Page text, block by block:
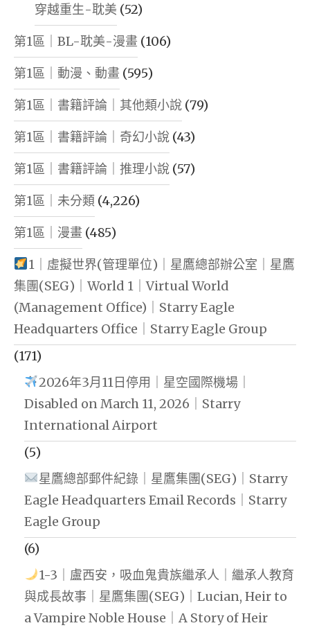
穿越重生-耽美 (52)
第1區｜BL-耽美-漫畫 (106)
第1區｜動漫、動畫 (595)
第1區｜書籍評論｜其他類小說 (79)
第1區｜書籍評論｜奇幻小說 (43)
第1區｜書籍評論｜推理小說 (57)
第1區｜未分類 (4,226)
第1區｜漫畫 (485)
1｜虛擬世界(管理單位)｜星鷹總部辦公室｜星鷹
集團(SEG)｜World 1｜Virtual World
(Management Office)｜Starry Eagle
Headquarters Office｜Starry Eagle Group
(171)
2026年3月11日停用｜星空國際機場｜
Disabled on March 11, 2026｜Starry
International Airport
(5)
星鷹總部郵件紀錄｜星鷹集團(SEG)｜Starry
Eagle Headquarters Email Records｜Starry
Eagle Group
(6)
1-3｜盧西安，吸血鬼貴族繼承人｜繼承人教育
與成長故事｜星鷹集團(SEG)｜Lucian, Heir to
a Vampire Noble House｜A Story of Heir